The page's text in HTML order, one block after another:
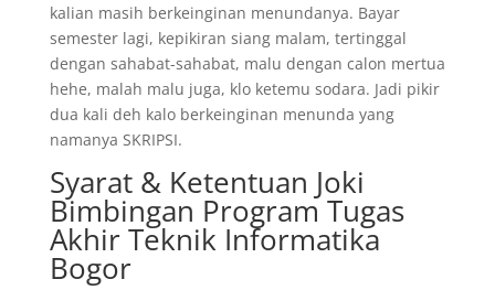
kalian masih berkeinginan menundanya. Bayar
semester lagi, kepikiran siang malam, tertinggal
dengan sahabat-sahabat, malu dengan calon mertua
hehe, malah malu juga, klo ketemu sodara. Jadi pikir
dua kali deh kalo berkeinginan menunda yang
namanya SKRIPSI.
Syarat & Ketentuan Joki
Bimbingan Program Tugas
Akhir Teknik Informatika
Bogor